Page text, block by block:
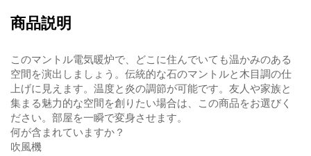
商品説明
このマントル電気暖炉で、どこに住んでいても温かみのある
空間を演出しましょう。伝統的な石のマントルと木目調の仕
上げに見えます。温度と炎の調節が可能です。友人や家族と
集まる魅力的な空間を創りたい場合は、この商品をお選びく
ださい。部屋を一瞬で変身させます。
何が含まれていますか？
吹風機